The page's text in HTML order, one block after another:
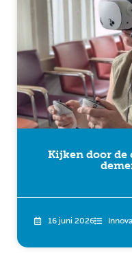
Kijken door de
16 juni 2026